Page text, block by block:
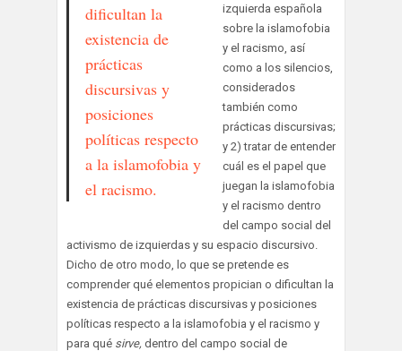
dificultan la
existencia de
prácticas
discursivas y
posiciones
políticas respecto
a la islamofobia y
el racismo.
izquierda española
sobre la islamofobia
y el racismo, así
como a los silencios,
considerados
también como
prácticas discursivas;
y 2) tratar de entender
cuál es el papel que
juegan la islamofobia
y el racismo dentro
del campo social del
activismo de izquierdas y su espacio discursivo.
Dicho de otro modo, lo que se pretende es
comprender qué elementos propician o dificultan la
existencia de prácticas discursivas y posiciones
políticas respecto a la islamofobia y el racismo y
para qué sirve, dentro del campo social de